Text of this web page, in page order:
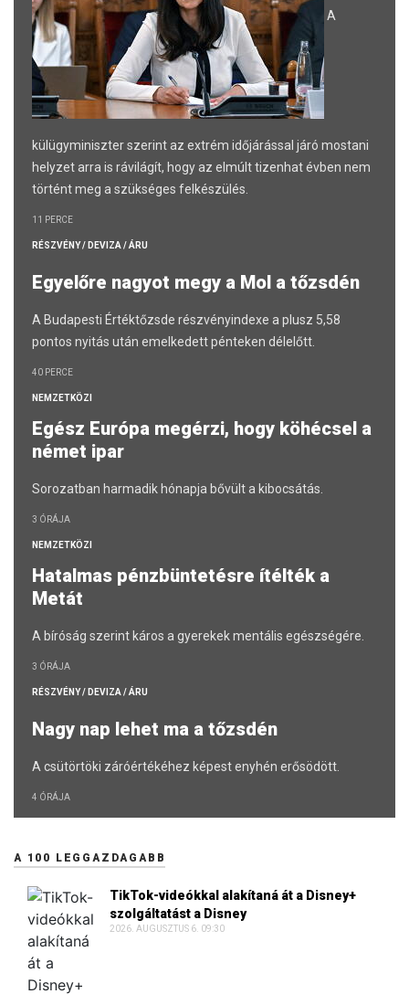
A
külügyminiszter szerint az extrém időjárással járó mostani
helyzet arra is rávilágít, hogy az elmúlt tizenhat évben nem
történt meg a szükséges felkészülés.
11 PERCE
RÉSZVÉNY / DEVIZA / ÁRU
Egyelőre nagyot megy a Mol a tőzsdén
A Budapesti Értéktőzsde részvényindexe a plusz 5,58
pontos nyitás után emelkedett pénteken délelőtt.
40 PERCE
NEMZETKÖZI
Egész Európa megérzi, hogy köhécsel a
német ipar
Sorozatban harmadik hónapja bővült a kibocsátás.
3 ÓRÁJA
NEMZETKÖZI
Hatalmas pénzbüntetésre ítélték a
Metát
A bíróság szerint káros a gyerekek mentális egészségére.
3 ÓRÁJA
RÉSZVÉNY / DEVIZA / ÁRU
Nagy nap lehet ma a tőzsdén
A csütörtöki záróértékéhez képest enyhén erősödött.
4 ÓRÁJA
A 100 LEGGAZDAGABB
TikTok-videókkal alakítaná át a Disney+
szolgáltatást a Disney
2026. AUGUSZTUS 6. 09:30